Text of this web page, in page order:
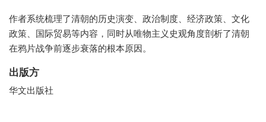
作者系统梳理了清朝的历史演变、政治制度、经济政策、文化
政策、国际贸易等内容，同时从唯物主义史观角度剖析了清朝
在鸦片战争前逐步衰落的根本原因。
出版方
华文出版社